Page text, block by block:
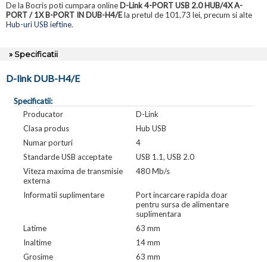
De la Bocris poti cumpara online D-Link 4-PORT USB 2.0 HUB/4X A-
PORT / 1X B-PORT IN DUB-H4/Ela pretul de 101,73 lei, precum si alte
Hub-uri USB ieftine.
» Specificatii
D-link DUB-H4/E
Specificatii:
Producator
D-Link
Clasa produs
Hub USB
Numar porturi
4
Standarde USB acceptate
USB 1.1, USB 2.0
Viteza maxima de transmisie
externa
480 Mb/s
Informatii suplimentare
Port incarcare rapida doar
pentru sursa de alimentare
suplimentara
Latime
63 mm
Inaltime
14 mm
Grosime
63 mm